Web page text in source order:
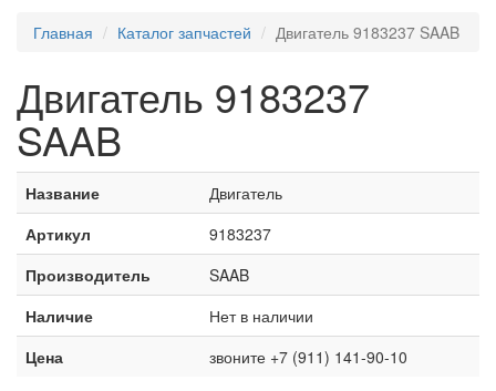
Главная Каталог запчастей Двигатель 9183237 SAAB
Двигатель 9183237
SAAB
Название
Двигатель
Артикул
9183237
Производитель
SAAB
Наличие
Нет в наличии
Цена
звоните +7 (911) 141-90-10